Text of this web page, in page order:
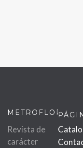
METROFLOR
Revista de
carácter